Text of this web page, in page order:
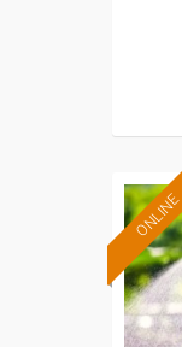
ONLINE